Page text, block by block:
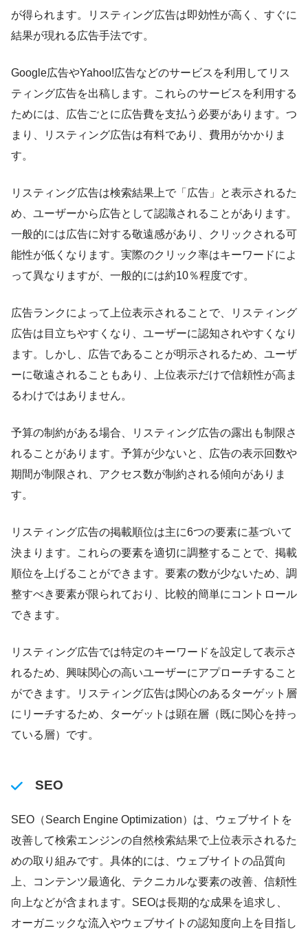
が得られます。リスティング広告は即効性が高く、すぐに
結果が現れる広告手法です。
Google広告やYahoo!広告などのサービスを利用してリス
ティング広告を出稿します。これらのサービスを利用する
ためには、広告ごとに広告費を支払う必要があります。つ
まり、リスティング広告は有料であり、費用がかかりま
す。
リスティング広告は検索結果上で「広告」と表示されるた
め、ユーザーから広告として認識されることがあります。
一般的には広告に対する敬遠感があり、クリックされる可
能性が低くなります。実際のクリック率はキーワードによ
って異なりますが、一般的には約10％程度です。
広告ランクによって上位表示されることで、リスティング
広告は目立ちやすくなり、ユーザーに認知されやすくなり
ます。しかし、広告であることが明示されるため、ユーザ
ーに敬遠されることもあり、上位表示だけで信頼性が高ま
るわけではありません。
予算の制約がある場合、リスティング広告の露出も制限さ
れることがあります。予算が少ないと、広告の表示回数や
期間が制限され、アクセス数が制約される傾向がありま
す。
リスティング広告の掲載順位は主に6つの要素に基づいて
決まります。これらの要素を適切に調整することで、掲載
順位を上げることができます。要素の数が少ないため、調
整すべき要素が限られており、比較的簡単にコントロール
できます。
リスティング広告では特定のキーワードを設定して表示さ
れるため、興味関心の高いユーザーにアプローチすること
ができます。リスティング広告は関心のあるターゲット層
にリーチするため、ターゲットは顕在層（既に関心を持っ
ている層）です。
SEO
SEO（Search Engine Optimization）は、ウェブサイトを
改善して検索エンジンの自然検索結果で上位表示されるた
めの取り組みです。具体的には、ウェブサイトの品質向
上、コンテンツ最適化、テクニカルな要素の改善、信頼性
向上などが含まれます。SEOは長期的な成果を追求し、
オーガニックな流入やウェブサイトの認知度向上を目指し